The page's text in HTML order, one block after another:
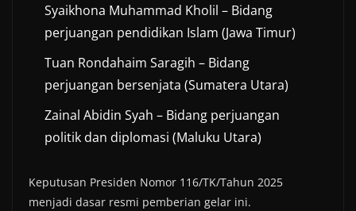
Syaikhona Muhammad Kholil – Bidang
perjuangan pendidikan Islam (Jawa Timur)
Tuan Rondahaim Saragih – Bidang
perjuangan bersenjata (Sumatera Utara)
Zainal Abidin Syah – Bidang perjuangan
politik dan diplomasi (Maluku Utara)
Keputusan Presiden Nomor 116/TK/Tahun 2025
menjadi dasar resmi pemberian gelar ini.